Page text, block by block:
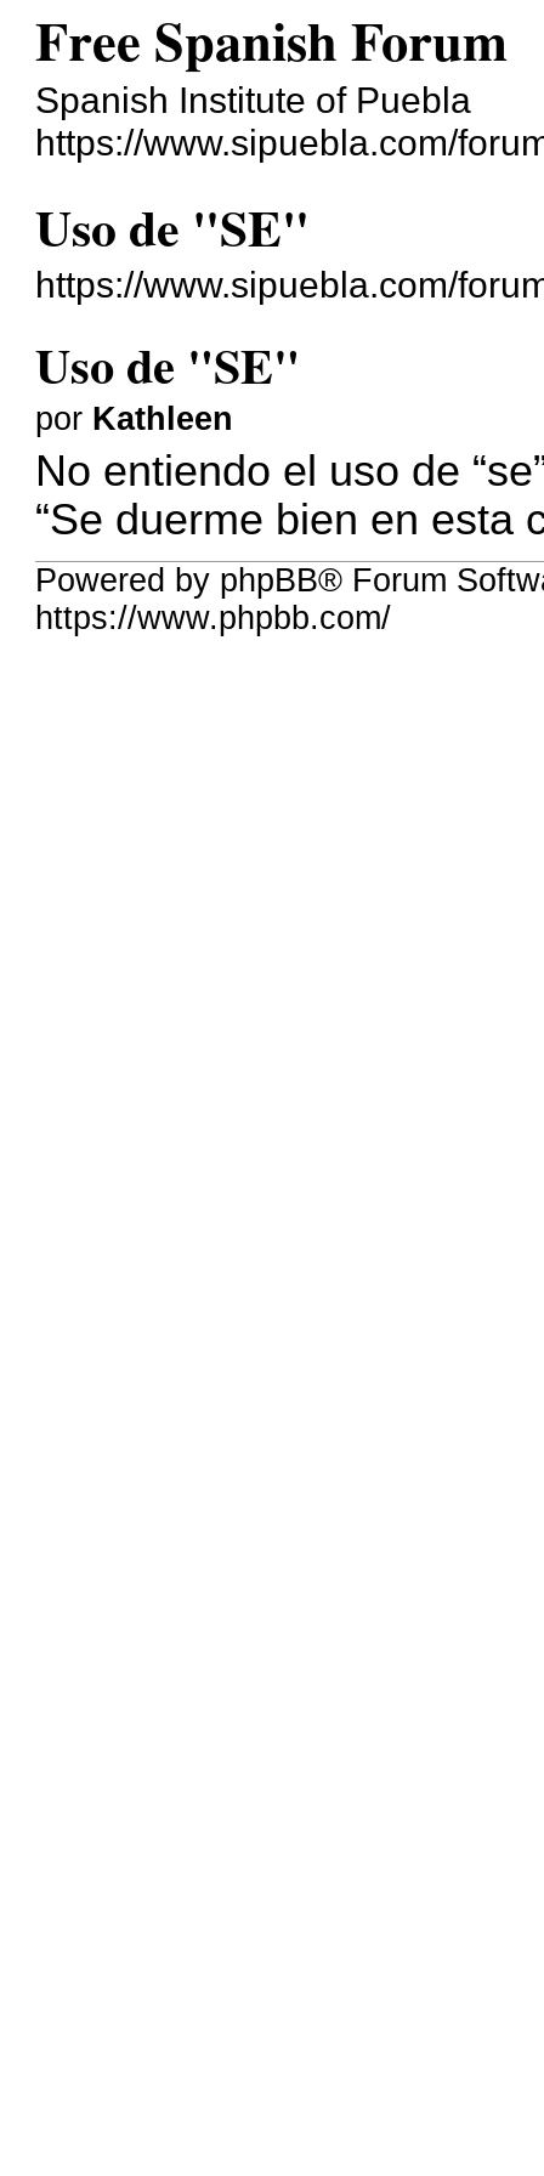
Free Spanish Forum
Spanish Institute of Puebla
https://www.sipuebla.com/
Uso de "SE"
https://www.sipuebla.com/
Uso de "SE"
por Kathleen
No entiendo el uso de
“Se duerme bien en esta
Powered by phpBB® Forum
https://www.phpbb.com/